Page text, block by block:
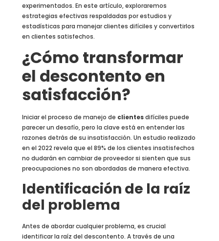
experimentados. En este artículo, exploraremos
estrategias efectivas respaldadas por estudios y
estadísticas para manejar clientes difíciles y convertirlos
en clientes satisfechos.
¿Cómo transformar
el descontento en
satisfacción?
Iniciar el proceso de manejo de clientesdifíciles puede
parecer un desafío, pero la clave está en entender las
razones detrás de su insatisfacción. Un estudio realizado
en el 2022 revela que el 89% de los clientes insatisfechos
no dudarán en cambiar de proveedor si sienten que sus
preocupaciones no son abordadas de manera efectiva.
Identificación de la raíz
del problema
Antes de abordar cualquier problema, es crucial
identificar la raíz del descontento. A través de una